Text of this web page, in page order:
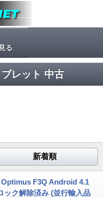
る
レット 中古
新着順
Optimus F3Q Android 4.1
ック解除済み (並行輸入品